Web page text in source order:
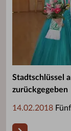
Stadtschlüssel
zurückgegeben
14.02.2018